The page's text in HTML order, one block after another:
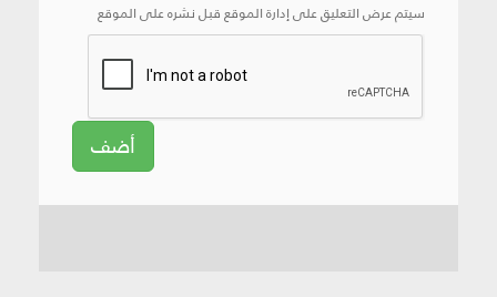
سيتم عرض التعليق على إدارة الموقع قبل نشره على الموقع
أضف